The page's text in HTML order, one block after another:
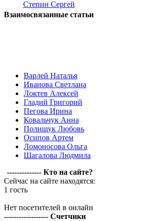
Степин Сергей
Взаимосвязанные статьи
Варлей Наталья
Иванова Светлана
Локтев Алексей
Гладий Григорий
Пегова Ирина
Ковальчук Анна
Полищук Любовь
Осипов Артем
Ломоносова Ольга
Шагалова Людмила
-------------- Кто на сайте?
Сейчас на сайте находятся:
1 гость
Нет посетителей в онлайн
------------------ Счетчики